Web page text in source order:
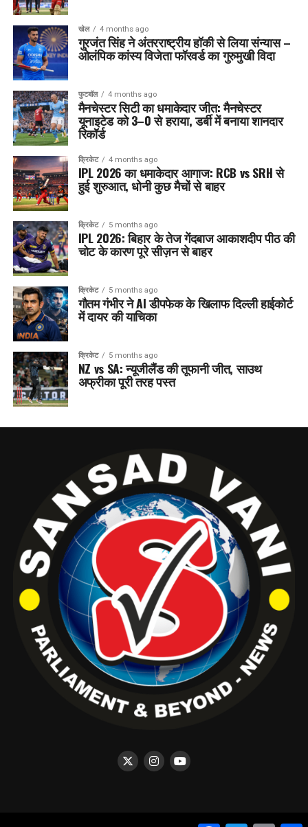
खेल 4 months ago
गुरजंत सिंह ने अंतरराष्ट्रीय हॉकी से लिया संन्यास –
ओलंपिक कांस्य विजेता फॉरवर्ड का गुरुमुखी विदा
फुटबॉल 4 months ago
मैनचेस्टर सिटी का धमाकेदार जीत: मैनचेस्टर
यूनाइटेड को 3–0 से हराया, डर्बी में बनाया शानदार
रिकॉर्ड
क्रिकेट 4 months ago
IPL 2026 का धमाकेदार आगाज: RCB vs SRH से
हुई शुरुआत, धोनी कुछ मैचों से बाहर
क्रिकेट 5 months ago
IPL 2026: बिहार के तेज गेंदबाज आकाशदीप पीठ की
चोट के कारण पूरे सीज़न से बाहर
क्रिकेट 5 months ago
गौतम गंभीर ने AI डीपफेक के खिलाफ दिल्ली हाईकोर्ट
में दायर की याचिका
क्रिकेट 5 months ago
NZ vs SA: न्यूजीलैंड की तूफानी जीत, साउथ
अफ्रीका पूरी तरह पस्त